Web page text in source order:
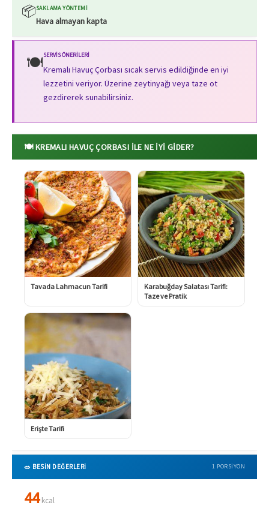
📦SAKLAMA YÖNTEMI
Hava almayan kapta
🍽️SERVIS ÖNERILERI
Kremalı Havuç Çorbası sıcak servis edildiğinde en iyi
lezzetini veriyor. Üzerine zeytinyağı veya taze ot
gezdirerek sunabilirsiniz.
🍽️ KREMALI HAVUÇ ÇORBASI ILE NE İYI GIDER?
Tavada Lahmacun Tarifi
Karabuğday Salatası Tarifi:
Taze ve Pratik
Erişte Tarifi
🥗 BESİN DEĞERLERİ 1 PORSIYON
44 kcal